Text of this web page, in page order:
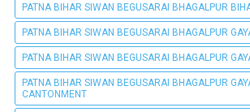
PATNA BIHAR SIWAN BEGUSARAI BHAGALPUR
PATNA BIHAR SIWAN BEGUSARAI BHAGALPUR
PATNA BIHAR SIWAN BEGUSARAI BHAGALPUR
PATNA BIHAR SIWAN BEGUSARAI BHAGALPUR
CANTONMENT